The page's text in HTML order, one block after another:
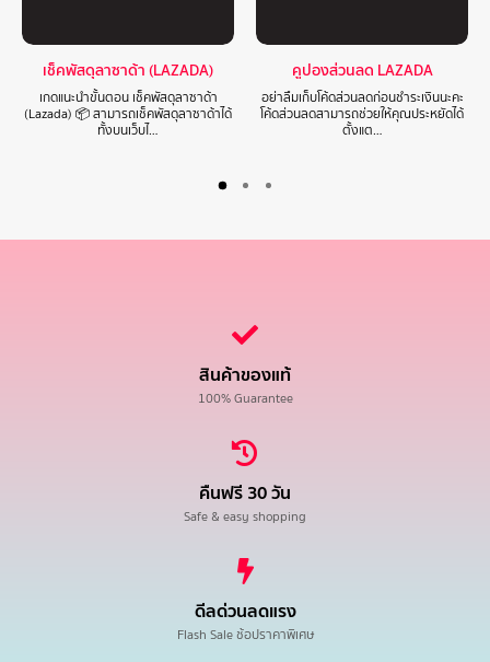
เช็คพัสดุลาซาด้า (LAZADA)
เกดแนะนำขั้นตอน เช็คพัสดุลาซาด้า
(Lazada) 📦 สามารถเช็คพัสดุลาซาด้าได้
ทั้งบนเว็บไ…
คูปองส่วนลด LAZADA
อย่าลืมเก็บโค้ดส่วนลดก่อนชำระเงินนะคะ
โค้ดส่วนลดสามารถช่วยให้คุณประหยัดได้
ตั้งแต…
สินค้าของแท้
100% Guarantee
คืนฟรี 30 วัน
Safe & easy shopping
ดีลด่วนลดแรง
Flash Sale ช้อปราคาพิเศษ